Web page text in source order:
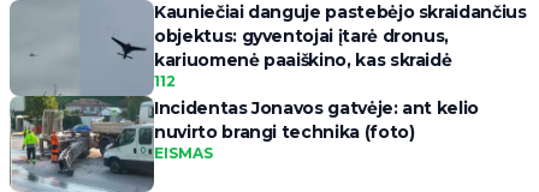
Kauniečiai danguje pastebėjo skraidančius
objektus: gyventojai įtarė dronus,
kariuomenė paaiškino, kas skraidė
112
Incidentas Jonavos gatvėje: ant kelio
nuvirto brangi technika (foto)
EISMAS